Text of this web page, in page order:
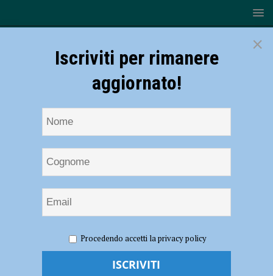
Sarmato, il sindaco: “Polemiche politiche, mai negato il problema e
siamo a fianco dei residenti”
×
Iscriviti per rimanere
aggiornato!
Procedendo accetti la privacy policy